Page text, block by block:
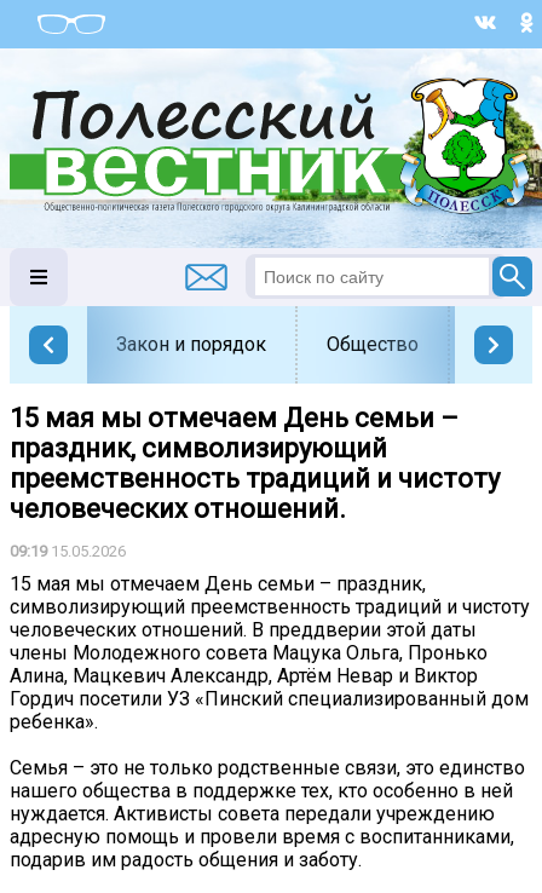
Закон и порядок Общество
15 мая мы отмечаем День семьи –
праздник, символизирующий
преемственность традиций и чистоту
человеческих отношений.
09:1915.05.2026
15 мая мы отмечаем День семьи – праздник,
символизирующий преемственность традиций и чистоту
человеческих отношений. В преддверии этой даты
члены Молодежного совета Мацука Ольга, Пронько
Алина, Мацкевич Александр, Артём Невар и Виктор
Гордич посетили УЗ «Пинский специализированный дом
ребенка».
Семья – это не только родственные связи, это единство
нашего общества в поддержке тех, кто особенно в ней
нуждается. Активисты совета передали учреждению
адресную помощь и провели время с воспитанниками,
подарив им радость общения и заботу.